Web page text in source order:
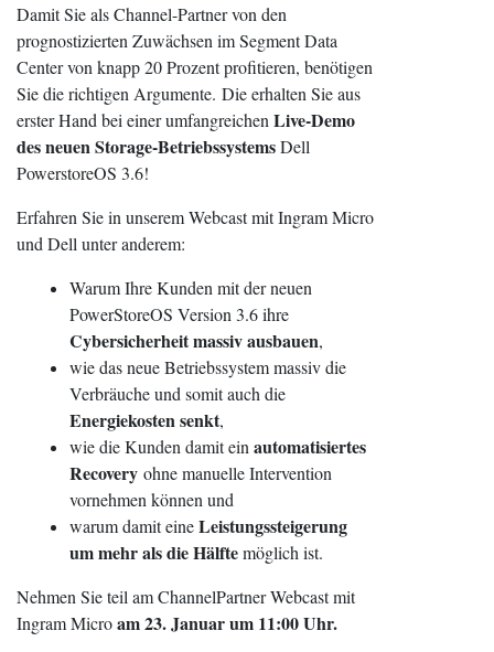
Damit Sie als Channel-Partner von den
prognostizierten Zuwächsen im Segment Data
Center von knapp 20 Prozent profitieren, benötigen
Sie die richtigen Argumente. Die erhalten Sie aus
erster Hand bei einer umfangreichen Live-Demo
des neuen Storage-BetriebssystemsDell
PowerstoreOS 3.6!
Erfahren Sie in unserem Webcast mit Ingram Micro
und Dell unter anderem:
Warum Ihre Kunden mit der neuen
PowerStoreOS Version 3.6 ihre
Cybersicherheit massiv ausbauen,
wie das neue Betriebssystem massiv die
Verbräuche und somit auch die
Energiekosten senkt,
wie die Kunden damit ein automatisiertes
Recovery ohne manuelle Intervention
vornehmen können und
warum damit eineLeistungssteigerung
um mehr als die Hälftemöglich ist.
Nehmen Sie teil am ChannelPartner Webcast mit
Ingram Microam 23. Januar um 11:00 Uhr.